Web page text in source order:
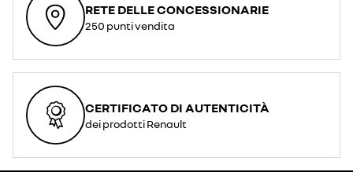
RETE DELLE CONCESSIONARIE
250 punti vendita
CERTIFICATO DI AUTENTICITÀ
dei prodotti Renault